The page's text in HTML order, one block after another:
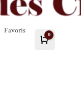
Favoris
Panier
0